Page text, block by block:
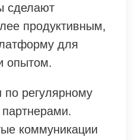
сделают
продуктивным,
для
опытом.
по регулярному
коммуникации